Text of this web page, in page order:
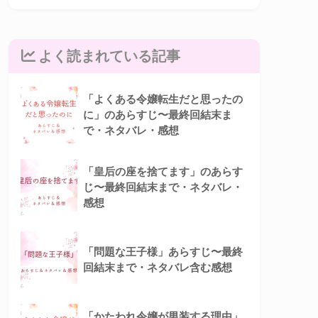
よく読まれている記事
「よくある令嬢転生だと思ったの
に」のあらすじ〜最終回結末ま
で・ネタバレ・感想
「皇后の座を捨てます」のあらす
じ〜最終回結末まで・ネタバレ・
感想
「問題な王子様」あらすじ〜最終
回結末まで・ネタバレ含む感想